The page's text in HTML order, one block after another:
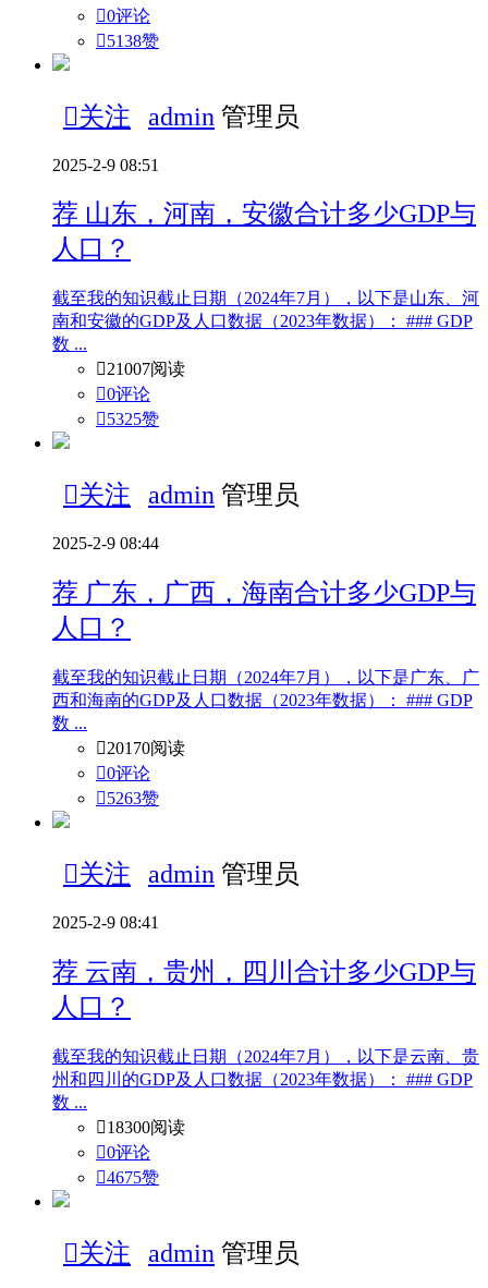
0评论
5138赞
关注 admin 管理员
2025-2-9 08:51
荐 山东，河南，安徽合计多少GDP与
人口？
截至我的知识截止日期（2024年7月），以下是山东、河
南和安徽的GDP及人口数据（2023年数据）： ### GDP
数 ...
21007阅读
0评论
5325赞
关注 admin 管理员
2025-2-9 08:44
荐 广东，广西，海南合计多少GDP与
人口？
截至我的知识截止日期（2024年7月），以下是广东、广
西和海南的GDP及人口数据（2023年数据）： ### GDP
数 ...
20170阅读
0评论
5263赞
关注 admin 管理员
2025-2-9 08:41
荐 云南，贵州，四川合计多少GDP与
人口？
截至我的知识截止日期（2024年7月），以下是云南、贵
州和四川的GDP及人口数据（2023年数据）： ### GDP
数 ...
18300阅读
0评论
4675赞
关注 admin 管理员